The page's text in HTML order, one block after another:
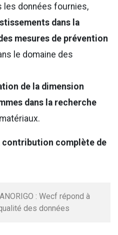
les données fournies,
dans la
mesures de prévention
le domaine des
de la dimension
dans la recherche
contribution complète de
: Wecf répond à
des données